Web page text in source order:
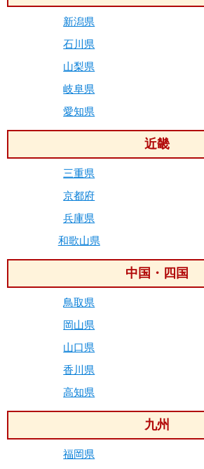
新潟県
石川県
山梨県
岐阜県
愛知県
近畿
三重県
京都府
兵庫県
和歌山県
中国・四国
鳥取県
岡山県
山口県
香川県
高知県
九州
福岡県